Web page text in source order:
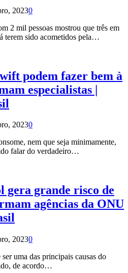
20230
2 mil pessoas mostrou que três em
terem sido acometidos pela…
podem fazer bem à
especialistas |
20230
nem que seja minimamente,
falar do verdadeiro…
gera grande risco de
agências da ONU
20230
uma das principais causas do
de acordo…